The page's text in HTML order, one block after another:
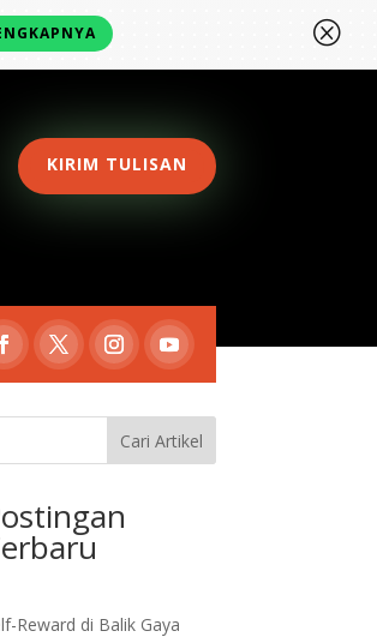
Q
KIRIM TULISAN
Cari Artikel
Reward di Balik Gaya